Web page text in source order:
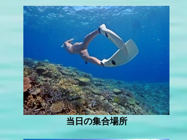
当日の集合場所